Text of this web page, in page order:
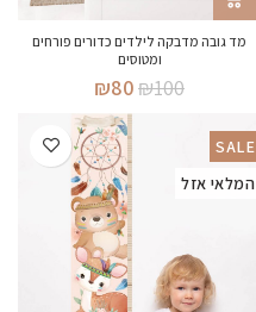
מד גובה מדבקה לילדים כדורים פורחים
ומטוסים
₪100
המחיר
היה:
₪100.
₪80
הוא:
₪80.
SALE
המלאי אזל